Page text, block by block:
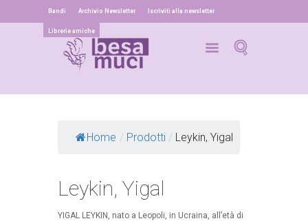
Bandi Archivio Newsletter Iscriviti alla newsletter
Librerie amiche
Home / Prodotti / Leykin, Yigal
Leykin, Yigal
YIGAL LEYKIN, nato a Leopoli, in Ucraina, all’età di